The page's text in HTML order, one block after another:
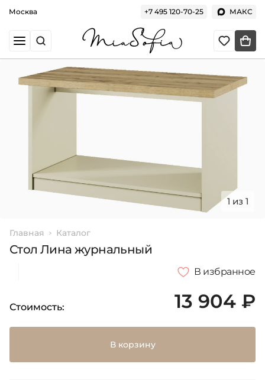
Москва +7 495 120-70-25 МАКС
1 из 1
Главная Каталог
Стол Лина журнальный
В избранное
Стоимость: 13 904 ₽
В корзину